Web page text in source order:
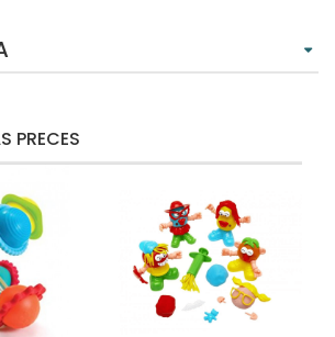
PRECES